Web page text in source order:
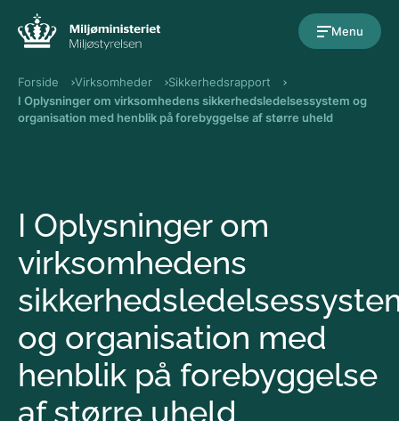
Menu
Forside Virksomheder
Sikkerhedsrapport
I Oplysninger om virksomhedens sikkerhedsledelsessystem og
organisation med henblik på forebyggelse af større uheld
I Oplysninger om
virksomhedens
og organisation med
henblik på forebyggelse
af større uheld